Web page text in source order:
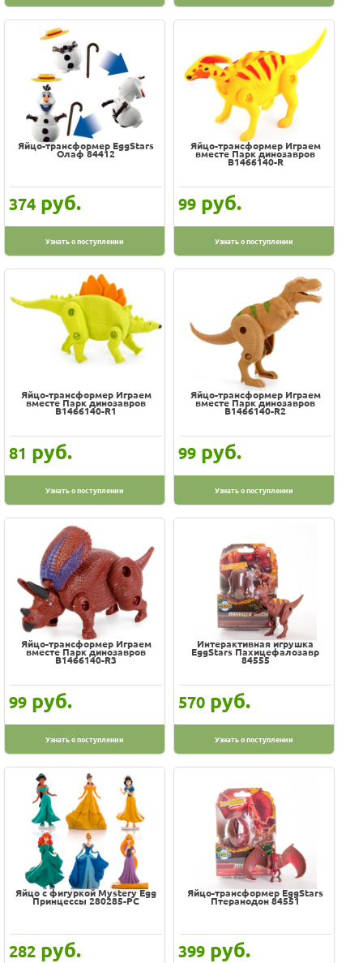
Яйцо-трансформер EggStars
Олаф 84412
374 руб.
Узнать о поступлении
Яйцо-трансформер Играем
вместе Парк динозавров
B1466140-R
99 руб.
Узнать о поступлении
Яйцо-трансформер Играем
вместе Парк динозавров
B1466140-R1
81 руб.
Узнать о поступлении
Яйцо-трансформер Играем
вместе Парк динозавров
B1466140-R2
99 руб.
Узнать о поступлении
Яйцо-трансформер Играем
вместе Парк динозавров
B1466140-R3
99 руб.
Узнать о поступлении
Интерактивная игрушка
EggStars Пахицефалозавр
84555
570 руб.
Узнать о поступлении
Яйцо с фигуркой Mystery Egg
Принцессы 280285-PC
282 руб.
Яйцо-трансформер EggStars
Птеранодон 84551
399 руб.